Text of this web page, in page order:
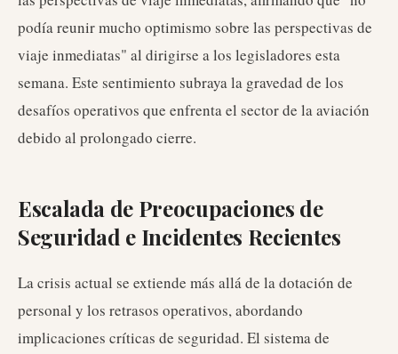
podía reunir mucho optimismo sobre las perspectivas de
viaje inmediatas" al dirigirse a los legisladores esta
semana. Este sentimiento subraya la gravedad de los
desafíos operativos que enfrenta el sector de la aviación
debido al prolongado cierre.
Escalada de Preocupaciones de
Seguridad e Incidentes Recientes
La crisis actual se extiende más allá de la dotación de
personal y los retrasos operativos, abordando
implicaciones críticas de seguridad. El sistema de